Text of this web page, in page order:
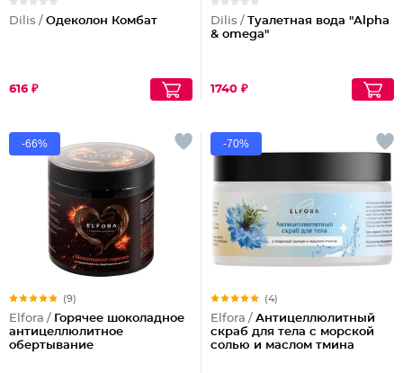
Dilis / Одеколон Комбат
616 ₽
Dilis / Туалетная вода "Alpha
& omega"
1740 ₽
-66%
(9)
Elfora / Горячее шоколадное
антицеллюлитное
обертывание
-70%
(4)
Elfora / Антицеллюлитный
скраб для тела с морской
солью и маслом тмина